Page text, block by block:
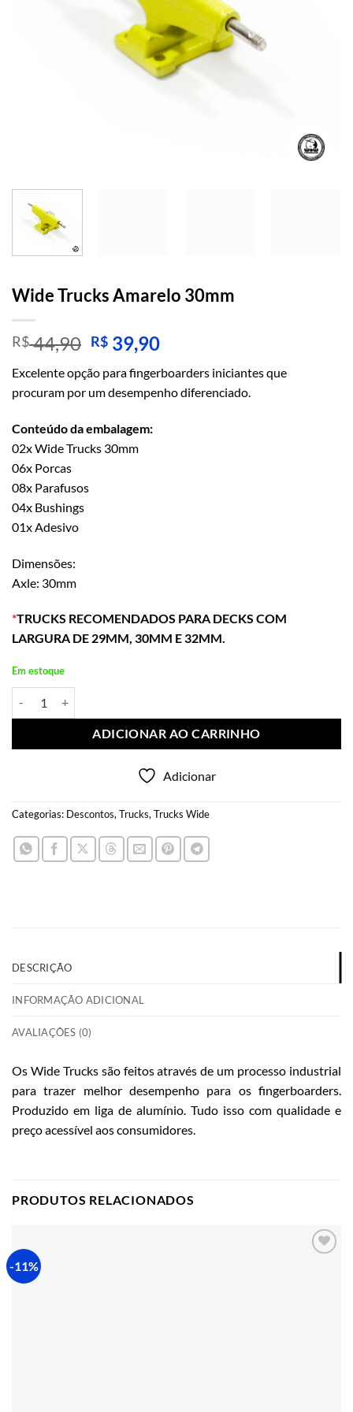
Wide Trucks Amarelo 30mm
R$44,90 O
preço
original
era:
R$ 39,90O
atual
é:
Excelente opção para fingerboarders iniciantes que
procuram por um desempenho diferenciado.
Conteúdo da embalagem:
02x Wide Trucks 30mm
06x Porcas
08x Parafusos
04x Bushings
01x Adesivo
Dimensões:
Axle: 30mm
*TRUCKS RECOMENDADOS PARA DECKS COM
LARGURA DE 29MM, 30MM E 32MM.
Em estoque
ADICIONAR AO CARRINHO
Adicionar
Categorias: Descontos, Trucks, Trucks Wide
DESCRIÇÃO
INFORMAÇÃO ADICIONAL
AVALIAÇÕES (0)
Os Wide Trucks são feitos através de um processo industrial
para trazer melhor desempenho para os fingerboarders.
Produzido em liga de alumínio. Tudo isso com qualidade e
preço acessível aos consumidores.
PRODUTOS RELACIONADOS
-11%